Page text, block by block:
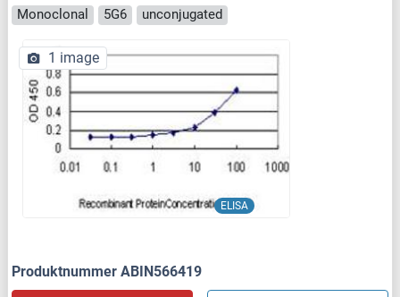
Monoclonal
5G6 unconjugated
ELISA
1 image
Produktnummer ABIN566419